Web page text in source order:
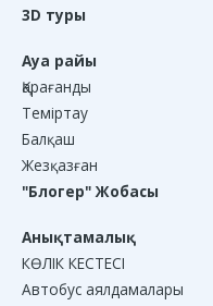
3D туры
Ауа райы
Қарағанды
Теміртау
Балқаш
Жезқазған
"Блогер" Жобасы
Анықтамалық
КӨЛІК КЕСТЕСІ
Автобус аялдамалары